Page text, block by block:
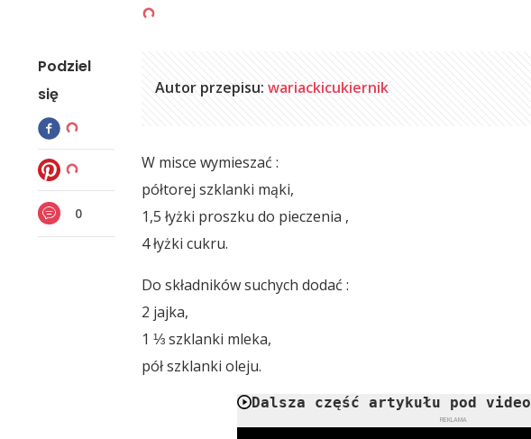
Podziel
się
0
Autor przepisu:wariackicukiernik
W misce wymieszać :
półtorej szklanki mąki,
1,5 łyżki proszku do pieczenia ,
4 łyżki cukru.
Do składników suchych dodać :
2 jajka,
1 ⅓ szklanki mleka,
pół szklanki oleju.
Dalsza część artykułu pod video
REKLAMA